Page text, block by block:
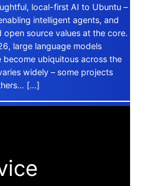
local-first AI to Ubuntu –
intelligent agents, and
open source values at the core.
large language models
become ubiquitous across the
widely – some projects
[…]